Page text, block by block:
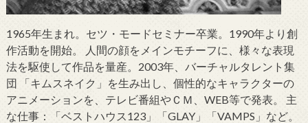
1965年生まれ。セツ・モードセミナー卒業。1990年より創
作活動を開始。 人間の顔をメインモチーフに、様々な表現
法を駆使して作品を量産。2003年、バーチャルタレント集
団 「キムスネイク」を生み出し、個性的なキャラクターの
アニメーションを、テレビ番組やＣＭ、WEB等で発表。 主
な仕事：「ベストハウス123」「GLAY」「VAMPS」など。